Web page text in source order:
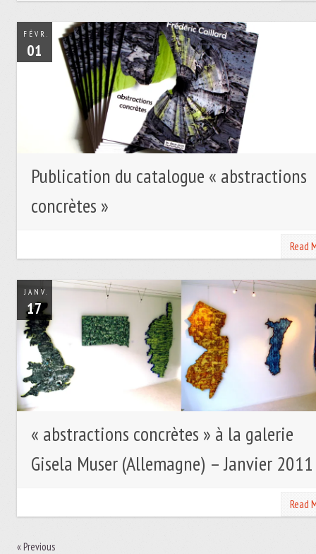
FÉVR.
01
Publication du catalogue « abstractions
concrètes »
Read
JANV.
17
« abstractions concrètes » à la galerie
Gisela Muser (Allemagne) – Janvier 2011
Read
«Previous